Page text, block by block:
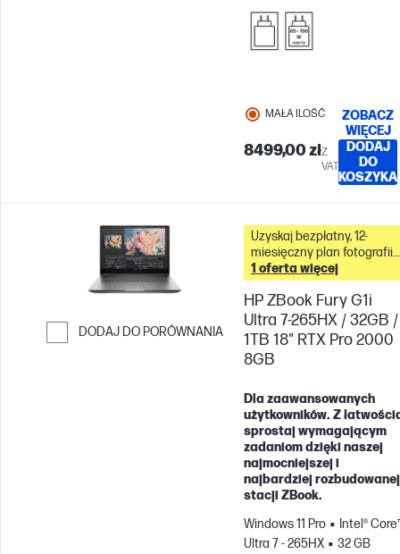
MAŁA ILOŚĆ
8499,00 złZ
VAT
ZOBACZ
WIĘCEJ
DODAJ
DO
KOSZYKA
DODAJ DO PORÓWNANIA
Przejdź do porównania
Uzyskaj bezpłatny, 12-
miesięczny plan fotografii
Adobe Creative Cloud z
tym komputerem &
1 oferta więcej
HP ZBook Fury G1i
Ultra 7-265HX / 32GB /
1TB 18" RTX Pro 2000
8GB
Dla zaawansowanych
użytkowników. Z
sprostaj wymagającym
zadaniom dzięki naszej
najmocniejszej i
najbardziej rozbudowanej
stacji ZBook.
Windows 11 Pro
Intel®
Ultra 7 - 265HX
32 GB